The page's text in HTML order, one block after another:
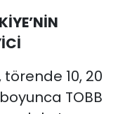
10, 20
TOBB